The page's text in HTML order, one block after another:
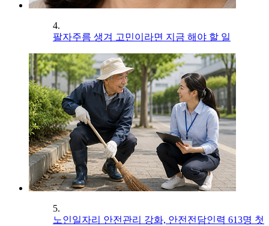
4.
팔자주름 생겨 고민이라면 지금 해야 할 일
5.
노인일자리 안전관리 강화, 안전전담인력 613명 첫